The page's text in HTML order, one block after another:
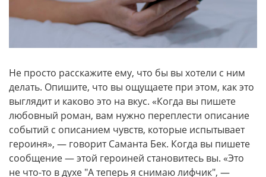
Не просто расскажите ему, что бы вы хотели с ним
делать. Опишите, что вы ощущаете при этом, как это
выглядит и каково это на вкус. «Когда вы пишете
любовный роман, вам нужно переплести описание
событий с описанием чувств, которые испытывает
героиня», — говорит Саманта Бек. Когда вы пишете
сообщение — этой героиней становитесь вы. «Это
не что-то в духе "А теперь я снимаю лифчик", —